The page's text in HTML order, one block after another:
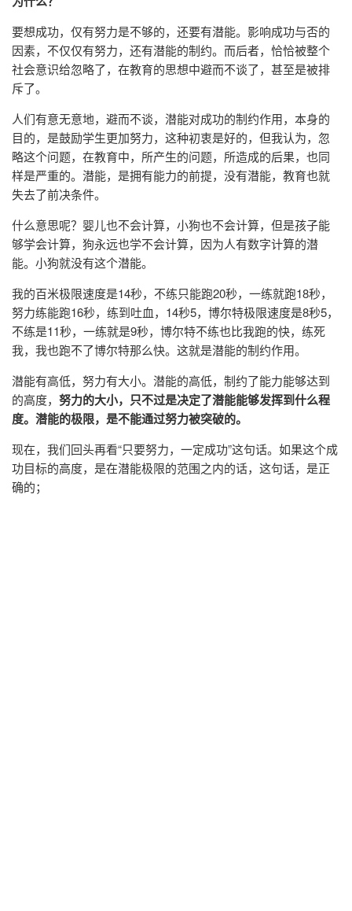
要想成功，仅有努力是不够的，还要有潜能。影响成功与否的
因素，不仅仅有努力，还有潜能的制约。而后者，恰恰被整个
社会意识给忽略了，在教育的思想中避而不谈了，甚至是被排
斥了。
人们有意无意地，避而不谈，潜能对成功的制约作用，本身的
目的，是鼓励学生更加努力，这种初衷是好的，但我认为，忽
略这个问题，在教育中，所产生的问题，所造成的后果，也同
样是严重的。潜能，是拥有能力的前提，没有潜能，教育也就
失去了前决条件。
什么意思呢？婴儿也不会计算，小狗也不会计算，但是孩子能
够学会计算，狗永远也学不会计算，因为人有数字计算的潜
能。小狗就没有这个潜能。
我的百米极限速度是14秒，不练只能跑20秒，一练就跑18秒，
努力练能跑16秒，练到吐血，14秒5，博尔特极限速度是8秒5，
不练是11秒，一练就是9秒，博尔特不练也比我跑的快，练死
我，我也跑不了博尔特那么快。这就是潜能的制约作用。
潜能有高低，努力有大小。潜能的高低，制约了能力能够达到
的高度， 努力的大小，只不过是决定了潜能能够发挥到什么程
度。潜能的极限，是不能通过努力被突破的。
现在，我们回头再看“只要努力，一定成功”这句话。如果这个成
功目标的高度，是在潜能极限的范围之内的话，这句话，是正
确的；